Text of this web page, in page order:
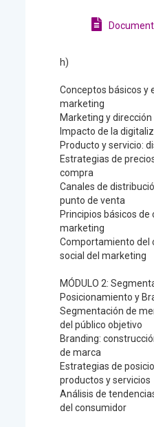
h)
Conceptos básicos y
marketing
Marketing y
Impacto de la
Producto y servicio:
Estrategias de
compra
Canales de
punto de venta
Principios básicos de
marketing
Comportamiento del
social del marketing
MÓDULO 2:
Posicionamiento y
Segmentación de
del público objetivo
Branding:
de marca
Estrategias de
productos y servicios
Análisis de
del consumidor